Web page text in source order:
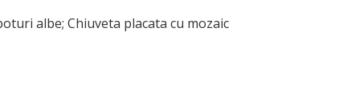
albe; Chiuveta placata cu mozaic